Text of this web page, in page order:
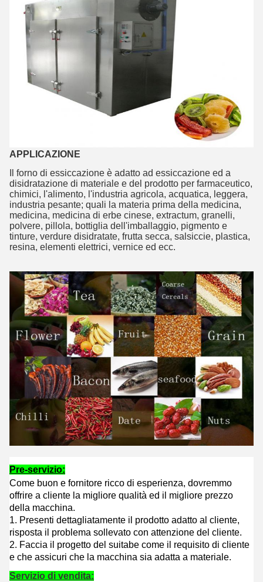
APPLICAZIONE
Il forno di essiccazione è adatto ad essiccazione ed a
disidratazione di materiale e del prodotto per farmaceutico,
chimici, l'alimento, l'industria agricola, acquatica, leggera,
industria pesante; quali la materia prima della medicina,
medicina, medicina di erbe cinese, extractum, granelli,
polvere, pillola, bottiglia dell'imballaggio, pigmento e
tinture, verdure disidratate, frutta secca, salsiccie, plastica,
resina, elementi elettrici, vernice ed ecc.
Pre-servizio:
Come buon e fornitore ricco di esperienza, dovremmo
offrire a cliente la migliore qualità ed il migliore prezzo
della macchina.
1. Presenti dettagliatamente il prodotto adatto al cliente,
risposta il problema sollevato con attenzione del cliente.
2. Faccia il progetto del suitabe come il requisito di cliente
e che assicuri che la macchina sia adatta a materiale.
Servizio di vendita: